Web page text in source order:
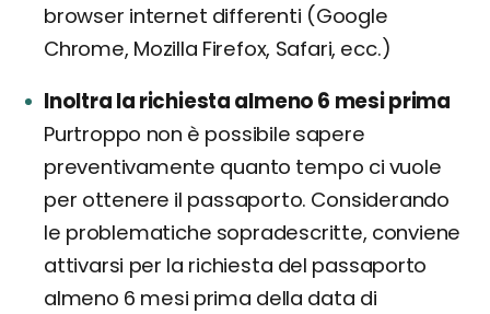
browser internet differenti (Google
Chrome, Mozilla Firefox, Safari, ecc.)
Inoltra la richiesta almeno 6 mesi prima
Purtroppo non è possibile sapere
preventivamente quanto tempo ci vuole
per ottenere il passaporto. Considerando
le problematiche sopradescritte, conviene
attivarsi per la richiesta del passaporto
almeno 6 mesi prima della data di